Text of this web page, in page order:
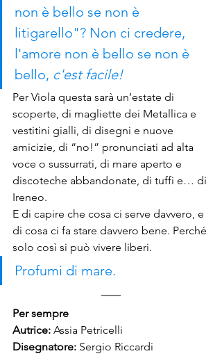
non è bello se non è
litigarello"? Non ci credere,
l'amore non è bello se non è
bello, c'est facile!
Per Viola questa sarà un’estate di
scoperte, di magliette dei Metallica e
vestitini gialli, di disegni e nuove
amicizie, di “no!” pronunciati ad alta
voce o sussurrati, di mare aperto e
discoteche abbandonate, di tuffi e… di
Ireneo.
E di capire che cosa ci serve davvero, e
di cosa ci fa stare davvero bene. Perché
solo così si può vivere liberi.
Profumi di mare.
Per sempre
Autrice: Assia Petricelli
Disegnatore: Sergio Riccardi